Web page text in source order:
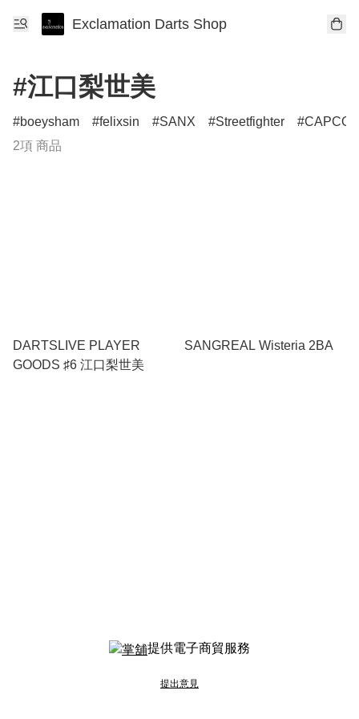
Exclamation Darts Shop
#江口梨世美
boeysham felixsin SANX Streetfighter
2項 商品
DARTSLIVE PLAYER
GOODS ♯6 江口梨世美
SANGREAL Wisteria 2BA
提供電子商貿服務
提出意見